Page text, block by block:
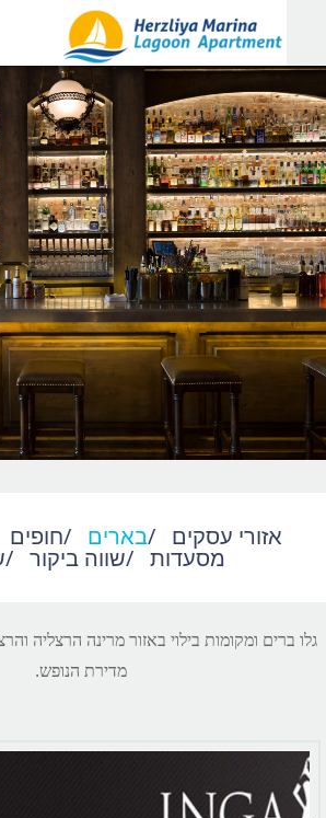
אזורי עסקים /בארים /חופים
מסעדות /שווה ביקור /
גלו ברים ומקומות בילוי באזור מרינה הרצליה
מדירת הנופש.